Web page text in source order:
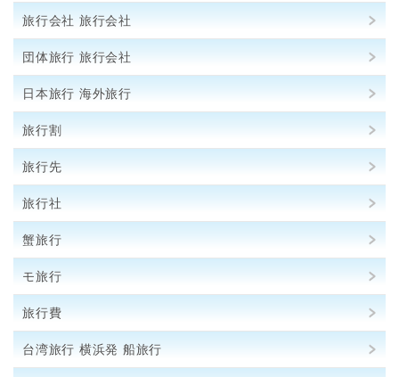
旅行会社 旅行会社
団体旅行 旅行会社
日本旅行 海外旅行
旅行割
旅行先
旅行社
蟹旅行
モ旅行
旅行費
台湾旅行 横浜発 船旅行